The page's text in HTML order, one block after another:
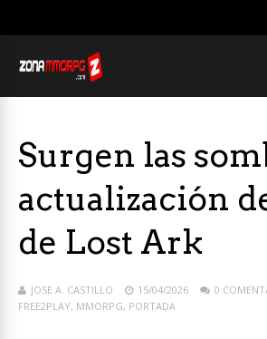
Surgen las
actualización
de Lost Ark
JOSE A. CASTILLO 15/04/2026 0
FREE2PLAY, MMORPG, PORTADA